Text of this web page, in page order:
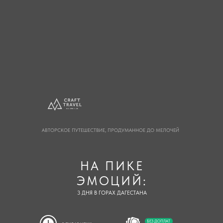
НА ПИКЕ
ЭМОЦИЙ:
АВТОРСКОЕ ПУТЕШЕСТВИЕ, ПРОДУМАННОЕ ДО МЕЛОЧЕЙ
3 ДНЯ В ГОРАХ ДАГЕСТАНА
БЕЗ ДОПЛАТ